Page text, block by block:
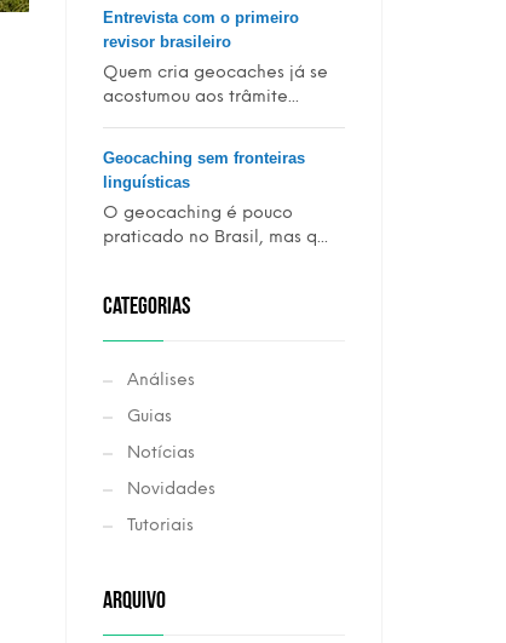
Entrevista com o primeiro
revisor brasileiro
Quem cria geocaches já se
acostumou aos trâmite...
Geocaching sem fronteiras
linguísticas
O geocaching é pouco
praticado no Brasil, mas q...
CATEGORIAS
Análises
Guias
Notícias
Novidades
Tutoriais
ARQUIVO